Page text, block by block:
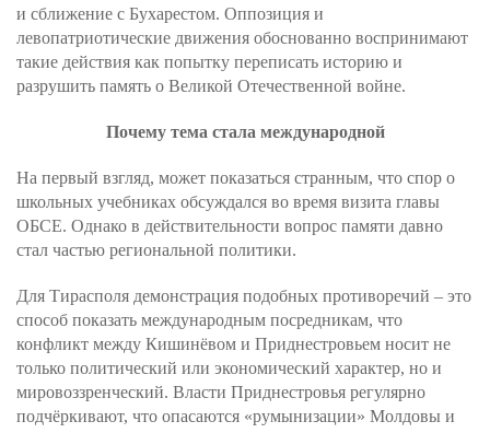
и сближение с Бухарестом. Оппозиция и
левопатриотические движения обоснованно воспринимают
такие действия как попытку переписать историю и
разрушить память о Великой Отечественной войне.
Почему тема стала международной
На первый взгляд, может показаться странным, что спор о
школьных учебниках обсуждался во время визита главы
ОБСЕ. Однако в действительности вопрос памяти давно
стал частью региональной политики.
Для Тирасполя демонстрация подобных противоречий – это
способ показать международным посредникам, что
конфликт между Кишинёвом и Приднестровьем носит не
только политический или экономический характер, но и
мировоззренческий. Власти Приднестровья регулярно
подчёркивают, что опасаются «румынизации» Молдовы и